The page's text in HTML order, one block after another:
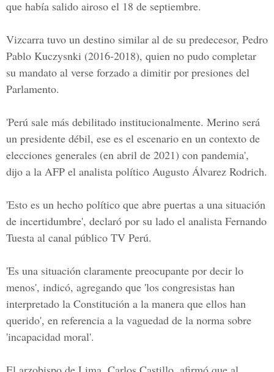
que había salido airoso el 18 de septiembre.
Vizcarra tuvo un destino similar al de su predecesor, Pedro
Pablo Kuczysnki (2016-2018), quien no pudo completar
su mandato al verse forzado a dimitir por presiones del
Parlamento.
'Perú sale más debilitado institucionalmente. Merino será
un presidente débil, ese es el escenario en un contexto de
elecciones generales (en abril de 2021) con pandemia',
dijo a la AFP el analista político Augusto Álvarez Rodrich.
'Esto es un hecho político que abre puertas a una situación
de incertidumbre', declaró por su lado el analista Fernando
Tuesta al canal público TV Perú.
'Es una situación claramente preocupante por decir lo
menos', indicó, agregando que 'los congresistas han
interpretado la Constitución a la manera que ellos han
querido', en referencia a la vaguedad de la norma sobre
'incapacidad moral'.